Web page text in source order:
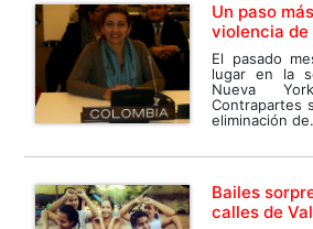
Un paso
violencia de
El pasado
lugar en la
Nueva
Contrapartes
eliminación
Bailes
calles de